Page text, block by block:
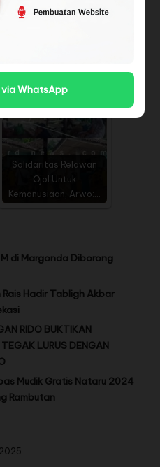
via WhatsApp
Kriminalisasi Advokat…
Solidaritas Relawan
Ojol Untuk
Kemanusiaan, Arwo:…
di Margonda Diborong
Hadir Tabligh Akbar
RIDO BUKTIKAN
LURUS DENGAN
Mudik Gratis Nataru 2024
Rambutan